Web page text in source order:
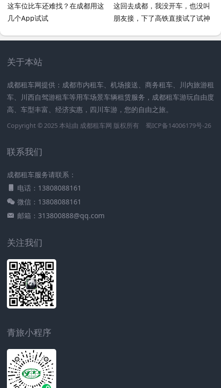
这车位比车还难找？在成都用这
几个App试试
这回去成都，我没开车，也没叫
朋友接，下了高铁直接试了试神
聊
关于本站
成都租车网提供：成都市内租车、机场接送、商务租车、川内旅游租
车、川西自驾游租车等用车场景车辆租赁服务，成都租车游玩自由度
高、车型丰富、经济实惠，四川车游，您的自由之旅。
Copyright © 2025 本站由 成都租车网 版权所有 蜀ICP备14006179号-26
联系我们
成都租车服务请联系：
电话：13808088161
微信：13808088161
邮箱：313800888@qq.com
关注我们
青旅小程序